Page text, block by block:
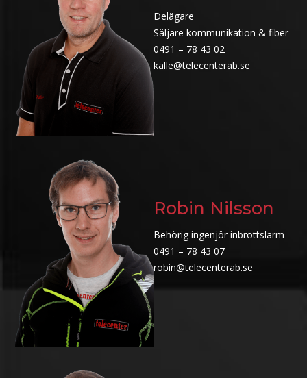
Delägare
Säljare kommunikation & fiber
0491 – 78 43 02
kalle@telecenterab.se
Robin Nilsson
Behörig ingenjör inbrottslarm
0491 – 78 43 07
robin@telecenterab.se